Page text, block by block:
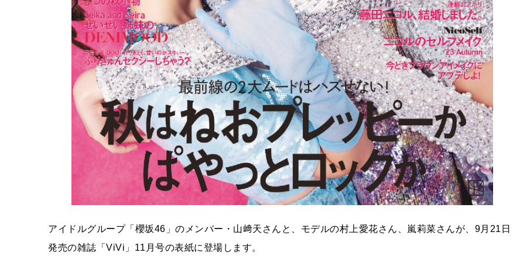
アイドルグループ「櫻坂46」のメンバー・山﨑天さんと、モデルの村上愛花さん、嵐莉菜さんが、9月21日
発売の雑誌「ViVi」11月号の表紙に登場します。